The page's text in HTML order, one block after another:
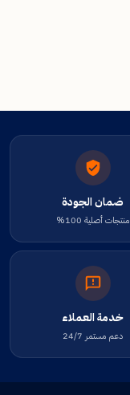
ضمان الجودة
منتجات أصلية 100%
خدمة العملاء
دعم مستمر 24/7